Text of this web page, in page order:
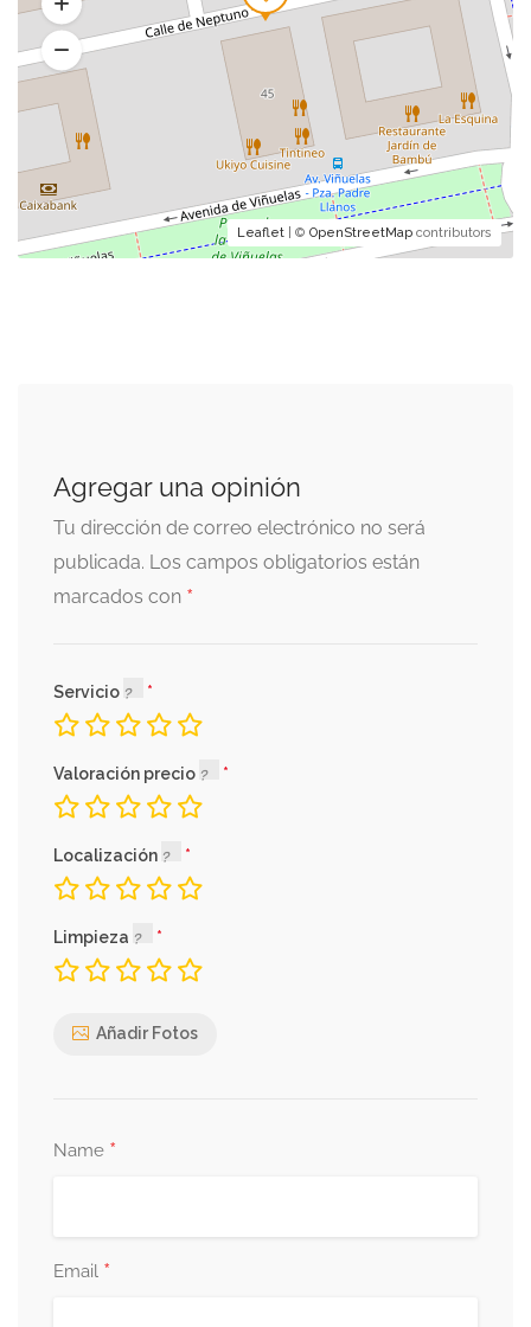
Leaflet | © OpenStreetMap contributors
Agregar una opinión
Tu dirección de correo electrónico no será
publicada. Los campos obligatorios están
marcados con *
Servicio
Valoración precio
Localización
Limpieza
Añadir Fotos
Name *
Email *